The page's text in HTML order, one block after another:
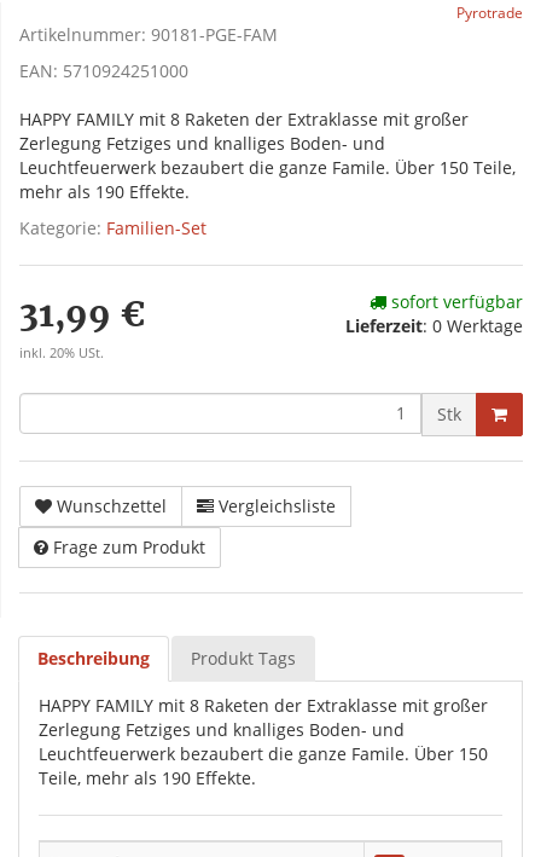
Pyrotrade
Artikelnummer: 90181-PGE-FAM
EAN: 5710924251000
HAPPY FAMILY mit 8 Raketen der Extraklasse mit großer
Zerlegung Fetziges und knalliges Boden- und
Leuchtfeuerwerk bezaubert die ganze Famile. Über 150 Teile,
mehr als 190 Effekte.
Kategorie: Familien-Set
31,99 €
inkl. 20% USt.
sofort verfügbar
Lieferzeit: 0 Werktage
Stk
Wunschzettel
Vergleichsliste
Frage zum Produkt
Beschreibung Produkt Tags
HAPPY FAMILY mit 8 Raketen der Extraklasse mit großer
Zerlegung Fetziges und knalliges Boden- und
Leuchtfeuerwerk bezaubert die ganze Famile. Über 150
Teile, mehr als 190 Effekte.